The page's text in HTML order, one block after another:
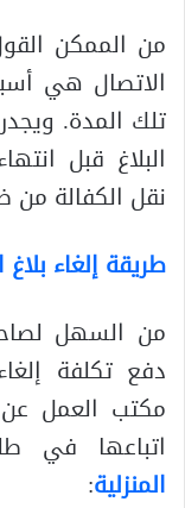
من الممكن
الاتصال هي
تلك المدة.
البلاغ قبل
نقل الكفالة
طريقة إلغاء
من السهل
دفع تكلفة
مكتب العمل
اتباعها في
المنزلية: